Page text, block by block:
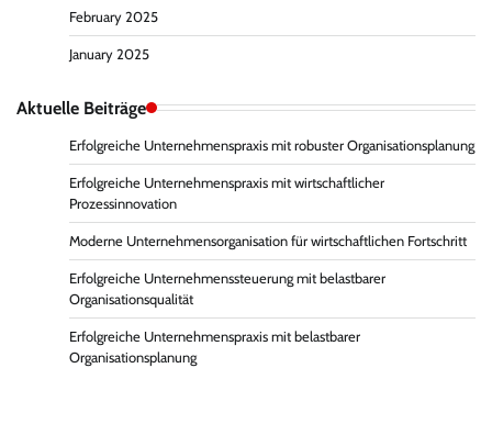
February 2025
January 2025
Aktuelle Beiträge
Erfolgreiche Unternehmenspraxis mit robuster Organisationsplanung
Erfolgreiche Unternehmenspraxis mit wirtschaftlicher
Prozessinnovation
Moderne Unternehmensorganisation für wirtschaftlichen Fortschritt
Erfolgreiche Unternehmenssteuerung mit belastbarer
Organisationsqualität
Erfolgreiche Unternehmenspraxis mit belastbarer
Organisationsplanung